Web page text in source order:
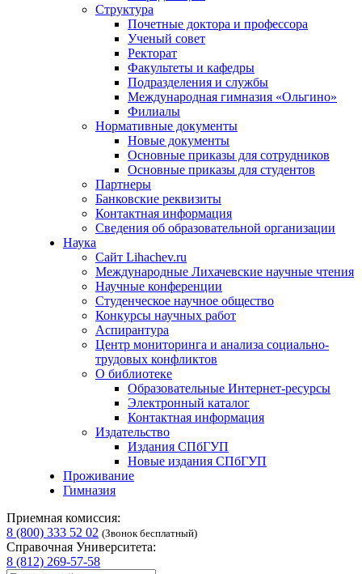
Структура
Почетные доктора и профессора
Ученый совет
Ректорат
Факультеты и кафедры
Подразделения и службы
Международная гимназия «Ольгино»
Филиалы
Нормативные документы
Новые документы
Основные приказы для сотрудников
Основные приказы для студентов
Партнеры
Банковские реквизиты
Контактная информация
Сведения об образовательной организации
Наука
Сайт Lihachev.ru
Международные Лихачевские научные чтения
Научные конференции
Студенческое научное общество
Конкурсы научных работ
Аспирантура
Центр мониторинга и анализа социально-
трудовых конфликтов
О библиотеке
Образовательные Интернет-ресурсы
Электронный каталог
Контактная информация
Издательство
Издания СПбГУП
Новые издания СПбГУП
Проживание
Гимназия
Приемная комиссия:
8 (800) 333 52 02 (Звонок бесплатный)
Справочная Университета:
8 (812) 269-57-58